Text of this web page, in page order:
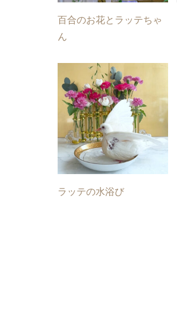
百合のお花とラッテちゃ
ん
ラッテの水浴び